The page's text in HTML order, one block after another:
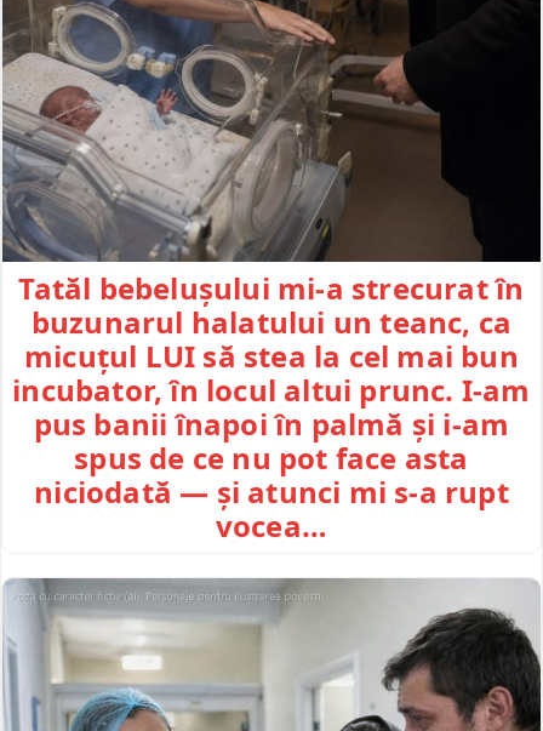
Tatăl bebelușului mi-a strecurat în
buzunarul halatului un teanc, ca
micuțul LUI să stea la cel mai bun
incubator, în locul altui prunc. I-am
pus banii înapoi în palmă și i-am
spus de ce nu pot face asta
niciodată — și atunci mi s-a rupt
vocea…